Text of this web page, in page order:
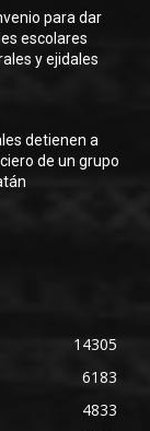
para dar
escolares
y ejidales
detienen a
de un grupo
14305
6183
4833